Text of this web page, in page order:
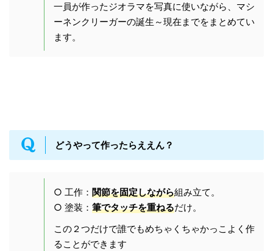
一員が作ったジオラマを写真に使いながら、マシ
ーネンクリーガーの誕生～現在までをまとめてい
ます。
どうやって作ったらええん？
○ 工作： 関節を固定しながら組み立て。
○ 塗装： 筆でタッチを重ねるだけ。
この２つだけで誰でもめちゃくちゃかっこよく作
ることができます